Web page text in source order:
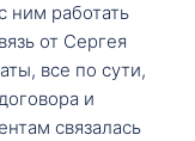
ним работать
от Сергея
все по сути,
и
связалась